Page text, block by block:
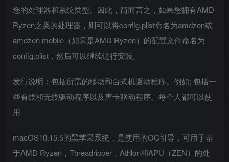
您的处理器和系统类型。因此，简而言之，如果您拥有AMD
Ryzen之类的处理器，则可以将config.plist命名为amdzen或
amdzen mobile（如果是AMD Ryzen）的配置文件命名为
config.plist，然后可以继续进行安装。
发行说明：包括所需的移动和台式机驱动程序。例如; 包括一
些有线和无线驱动程序以及声卡驱动程序。每个人都可以使
用
macOS10.15.5的黑苹果系统，是使用的OC引导，可用于基
于AMD Ryzen，Threadripper，Athlon和APU（ZEN）的处